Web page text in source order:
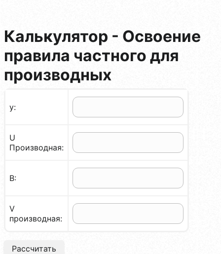
Калькулятор - Освоение
правила частного для
производных
у:
U
Производная:
В:
V
производная:
Рассчитать